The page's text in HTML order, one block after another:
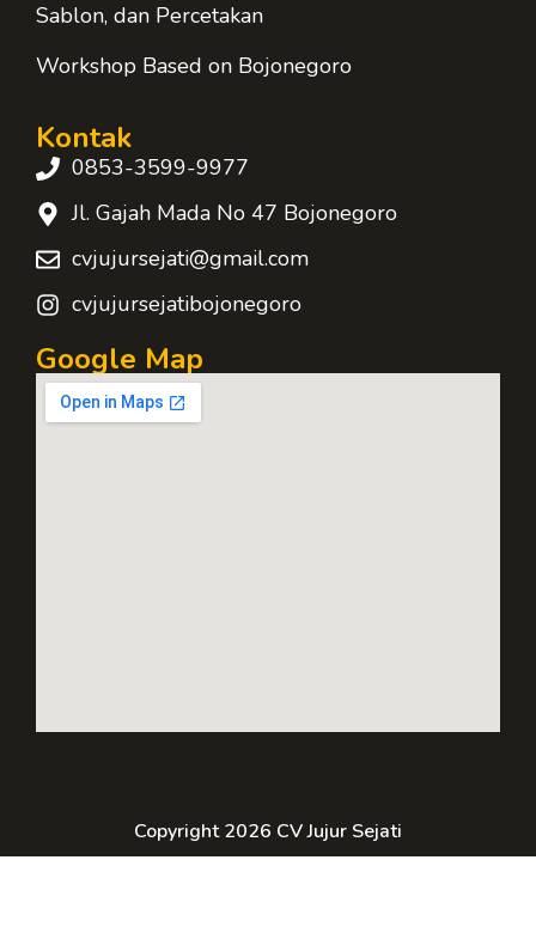
Sablon, dan Percetakan
Workshop Based on Bojonegoro
Kontak
0853-3599-9977
Jl. Gajah Mada No 47 Bojonegoro
cvjujursejati@gmail.com
cvjujursejatibojonegoro
Google Map
Copyright 2026 CV Jujur Sejati